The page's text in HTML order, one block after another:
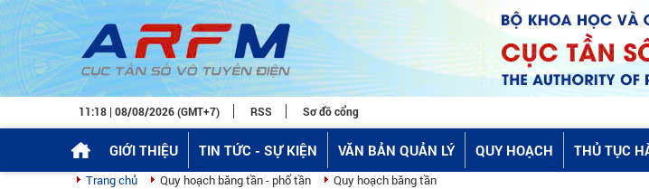
11:18 | 08/08/2026 (GMT+7) RSS Sơ đồ cổng
GIỚI THIỆU TIN TỨC - SỰ KIỆN VĂN BẢN QUẢN LÝ QUY HOẠCH THỦ TỤC
Trang chủ Quy hoạch băng tần - phổ tần Quy hoạch băng tần